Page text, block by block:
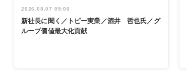
2026.08.07 05:00
新社長に聞く／トピー実業／酒井 哲也氏／グ
ループ価値最大化貢献